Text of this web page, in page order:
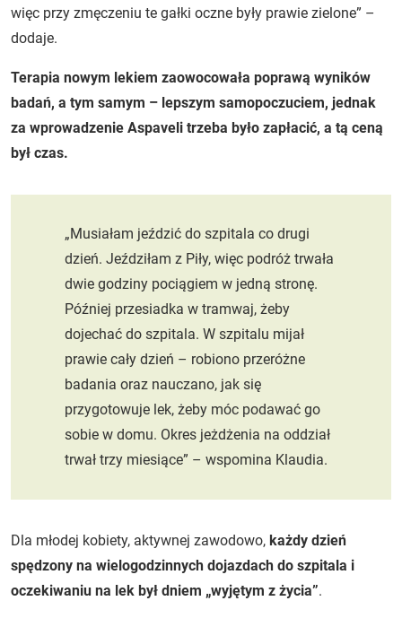
więc przy zmęczeniu te gałki oczne były prawie zielone” –
dodaje.
Terapia nowym lekiem zaowocowała poprawą wyników
badań, a tym samym – lepszym samopoczuciem, jednak
za wprowadzenie Aspaveli trzeba było zapłacić, a tą ceną
był czas.
„Musiałam jeździć do szpitala co drugi
dzień. Jeździłam z Piły, więc podróż trwała
dwie godziny pociągiem w jedną stronę.
Później przesiadka w tramwaj, żeby
dojechać do szpitala. W szpitalu mijał
prawie cały dzień – robiono przeróżne
badania oraz nauczano, jak się
przygotowuje lek, żeby móc podawać go
sobie w domu. Okres jeżdżenia na oddział
trwał trzy miesiące” – wspomina Klaudia.
Dla młodej kobiety, aktywnej zawodowo, każdy dzień
spędzony na wielogodzinnych dojazdach do szpitala i
oczekiwaniu na lek był dniem „wyjętym z życia”.